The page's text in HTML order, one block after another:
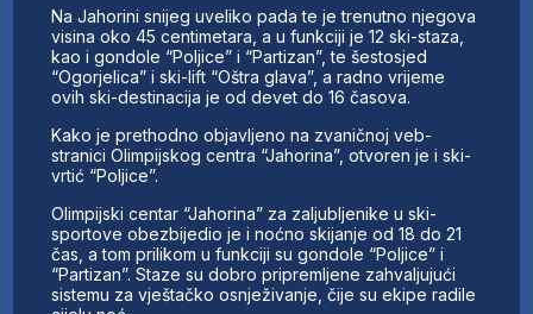
Na Jahorini snijeg uveliko pada te je trenutno njegova
visina oko 45 centimetara, a u funkciji je 12 ski-staza,
kao i gondole “Poljice” i “Partizan”, te šestosjed
“Ogorjelica” i ski-lift “Oštra glava”, a radno vrijeme
ovih ski-destinacija je od devet do 16 časova.
Kako je prethodno objavljeno na zvaničnoj veb-
stranici Olimpijskog centra “Jahorina”, otvoren je i ski-
vrtić “Poljice”.
Olimpijski centar “Jahorina” za zaljubljenike u ski-
sportove obezbijedio je i noćno skijanje od 18 do 21
čas, a tom prilikom u funkciji su gondole “Poljice” i
“Partizan”. Staze su dobro pripremljene zahvaljujući
sistemu za vještačko osnježivanje, čije su ekipe radile